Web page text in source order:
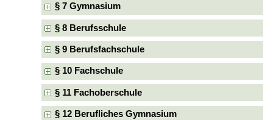
§ 7 Gymnasium
§ 8 Berufsschule
§ 9 Berufsfachschule
§ 10 Fachschule
§ 11 Fachoberschule
§ 12 Berufliches Gymnasium